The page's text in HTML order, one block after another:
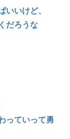
いいけど、
だろうな
っていって勇